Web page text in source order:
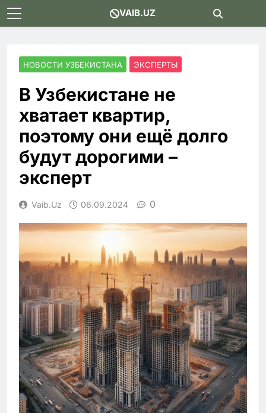
Skip
to
VAIB.UZ
НОВОСТИ УЗБЕКИСТАНА ЭКСПЕРТЫ
В Узбекистане не
хватает квартир,
поэтому они ещё долго
будут дорогими –
эксперт
Vaib.uz 06.09.2024 0